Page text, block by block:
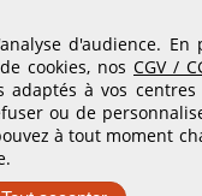
légales
générales
nos équipes
sociaux
d'audience. En
cookies, nos CGV /
adaptés à vos
ou de
à tout moment